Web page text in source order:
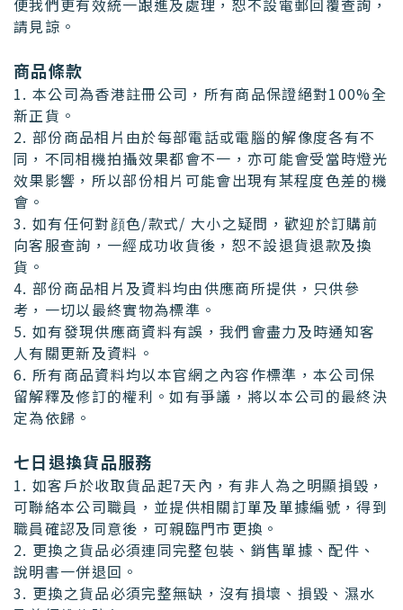
便我們更有效統一跟進及處理，恕不設電郵回覆查詢，
請見諒。
商品條款
1. 本公司為香港註冊公司，所有商品保證絕對100%全
新正貨。
2. 部份商品相片由於每部電話或電腦的解像度各有不
同，不同相機拍攝效果都會不一，亦可能會受當時燈光
效果影響，所以部份相片可能會出現有某程度色差的機
會。
3. 如有任何對顔色/款式/ 大小之疑問，歡迎於訂購前
向客服查詢，一經成功收貨後，恕不設退貨退款及換
貨。
4. 部份商品相片及資料均由供應商所提供，只供參
考，一切以最終實物為標準。
5. 如有發現供應商資料有誤，我們會盡力及時通知客
人有關更新及資料。
6. 所有商品資料均以本官網之內容作標準，本公司保
留解釋及修訂的權利。如有爭議，將以本公司的最終決
定為依歸。
七日退換貨品服務
1. 如客戶於收取貨品起7天內，有非人為之明顯損毀，
可聯絡本公司職員，並提供相關訂單及單據編號，得到
職員確認及同意後，可親臨門市更換。
2. 更換之貨品必須連同完整包裝、銷售單據、配件、
說明書一併退回。
3. 更換之貨品必須完整無缺，沒有損壞、損毀、濕水